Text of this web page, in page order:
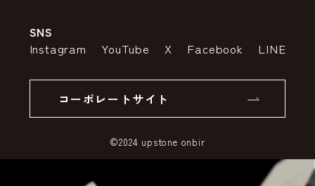
ポイントについて
特定商取引法の表示
SSLサーバー証明書とは
SNS
Instagram YouTube X Facebook LINE
コーポレートサイト
©2024 upstone onbir